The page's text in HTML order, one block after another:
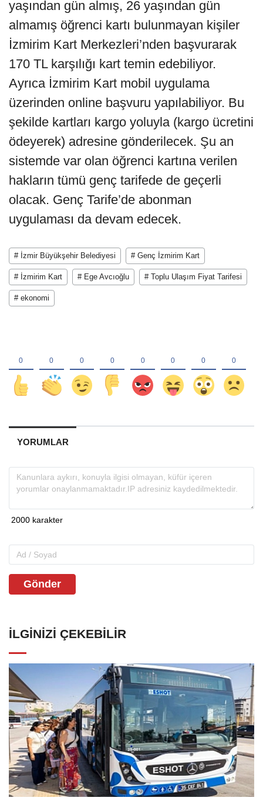
yaşından gün almış, 26 yaşından gün
almamış öğrenci kartı bulunmayan kişiler
İzmirim Kart Merkezleri’nden başvurarak
170 TL karşılığı kart temin edebiliyor.
Ayrıca İzmirim Kart mobil uygulama
üzerinden online başvuru yapılabiliyor. Bu
şekilde kartları kargo yoluyla (kargo ücretini
ödeyerek) adresine gönderilecek. Şu an
sistemde var olan öğrenci kartına verilen
hakların tümü genç tarifede de geçerli
olacak. Genç Tarife’de abonman
uygulaması da devam edecek.
# İzmir Büyükşehir Belediyesi # Genç İzmirim Kart
# İzmirim Kart # Ege Avcıoğlu # Toplu Ulaşım Fiyat Tarifesi
# ekonomi
YORUMLAR
Gönder
İLGINIZI ÇEKEBILIR